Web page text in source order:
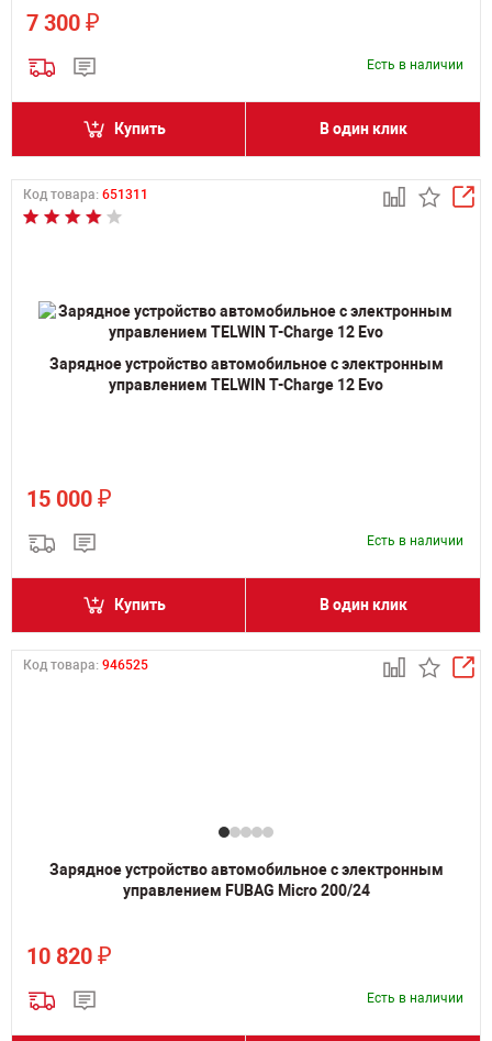
7 300 ₽
Есть в наличии
Купить В один клик
Код товара: 651311
Зарядное устройство автомобильное с электронным
управлением TELWIN T-Charge 12 Evo
15 000 ₽
Есть в наличии
Купить В один клик
Код товара: 946525
Зарядное устройство автомобильное с электронным
управлением FUBAG Micro 200/24
10 820 ₽
Есть в наличии